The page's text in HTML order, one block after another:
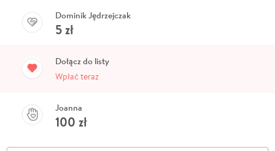
Dominik Jędrzejczak
5zł
Dołącz do listy
Wpłać teraz
Joanna
100 zł